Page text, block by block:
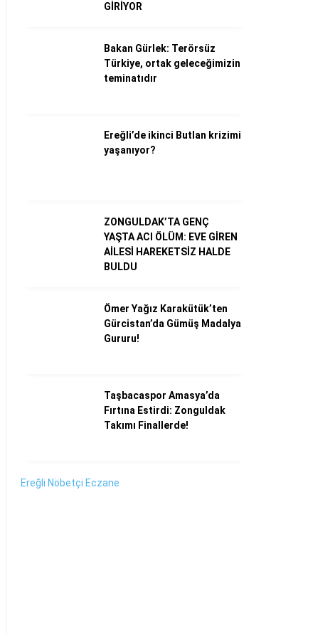
WhatsApp İhbar Hattı
Facebook
Youtube
GİRİYOR
Bakan Gürlek: Terörsüz
Türkiye, ortak geleceğimizin
teminatıdır
Ereğli’de ikinci Butlan krizimi
yaşanıyor?
ZONGULDAK’TA GENÇ
YAŞTA ACI ÖLÜM: EVE GİREN
AİLESİ HAREKETSİZ HALDE
BULDU
Ömer Yağız Karakütük’ten
Gürcistan’da Gümüş Madalya
Gururu!
Taşbacaspor Amasya’da
Fırtına Estirdi: Zonguldak
Takımı Finallerde!
Ereğli Nöbetçi Eczane